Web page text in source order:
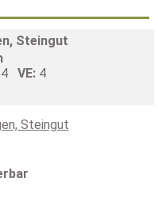
Steingut
VE: 4